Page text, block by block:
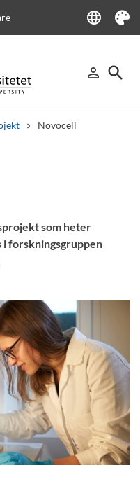
language
Language
Tema
person_outline
Logga in
search
Sök
Novocell
som heter
i forskningsgruppen